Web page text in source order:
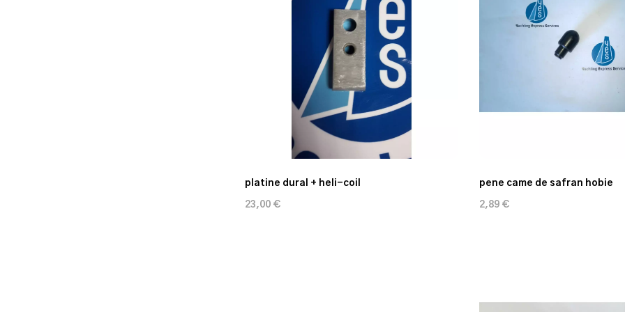
platine dural + heli-coil
23,00 €
pene came de safran hobie
2,89 €